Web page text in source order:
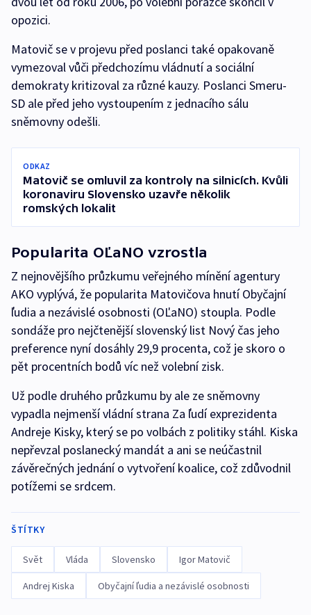
opozici.
Matovič se v projevu před poslanci také opakovaně
vymezoval vůči předchozímu vládnutí a sociální
demokraty kritizoval za různé kauzy. Poslanci Smeru-
SD ale před jeho vystoupením z jednacího sálu
sněmovny odešli.
ODKAZ
Matovič se omluvil za kontroly na silnicích. Kvůli
koronaviru Slovensko uzavře několik
romských lokalit
Popularita OĽaNO vzrostla
Z nejnovějšího průzkumu veřejného mínění agentury
AKO vyplývá, že popularita Matovičova hnutí Obyčajní
ľudia a nezávislé osobnosti (OĽaNO) stoupla. Podle
sondáže pro nejčtenější slovenský list Nový čas jeho
preference nyní dosáhly 29,9 procenta, což je skoro o
pět procentních bodů víc než volební zisk.
Už podle druhého průzkumu by ale ze sněmovny
vypadla nejmenší vládní strana Za ľudí exprezidenta
Andreje Kisky, který se po volbách z politiky stáhl. Kiska
nepřevzal poslanecký mandát a ani se neúčastnil
závěrečných jednání o vytvoření koalice, což zdůvodnil
potížemi se srdcem.
ŠTÍTKY
Svět Vláda Slovensko Igor Matovič
Andrej Kiska Obyčajní ľudia a nezávislé osobnosti